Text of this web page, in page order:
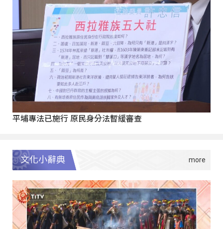
平埔專法已施行 原民身分法暫緩審查
文化小辭典